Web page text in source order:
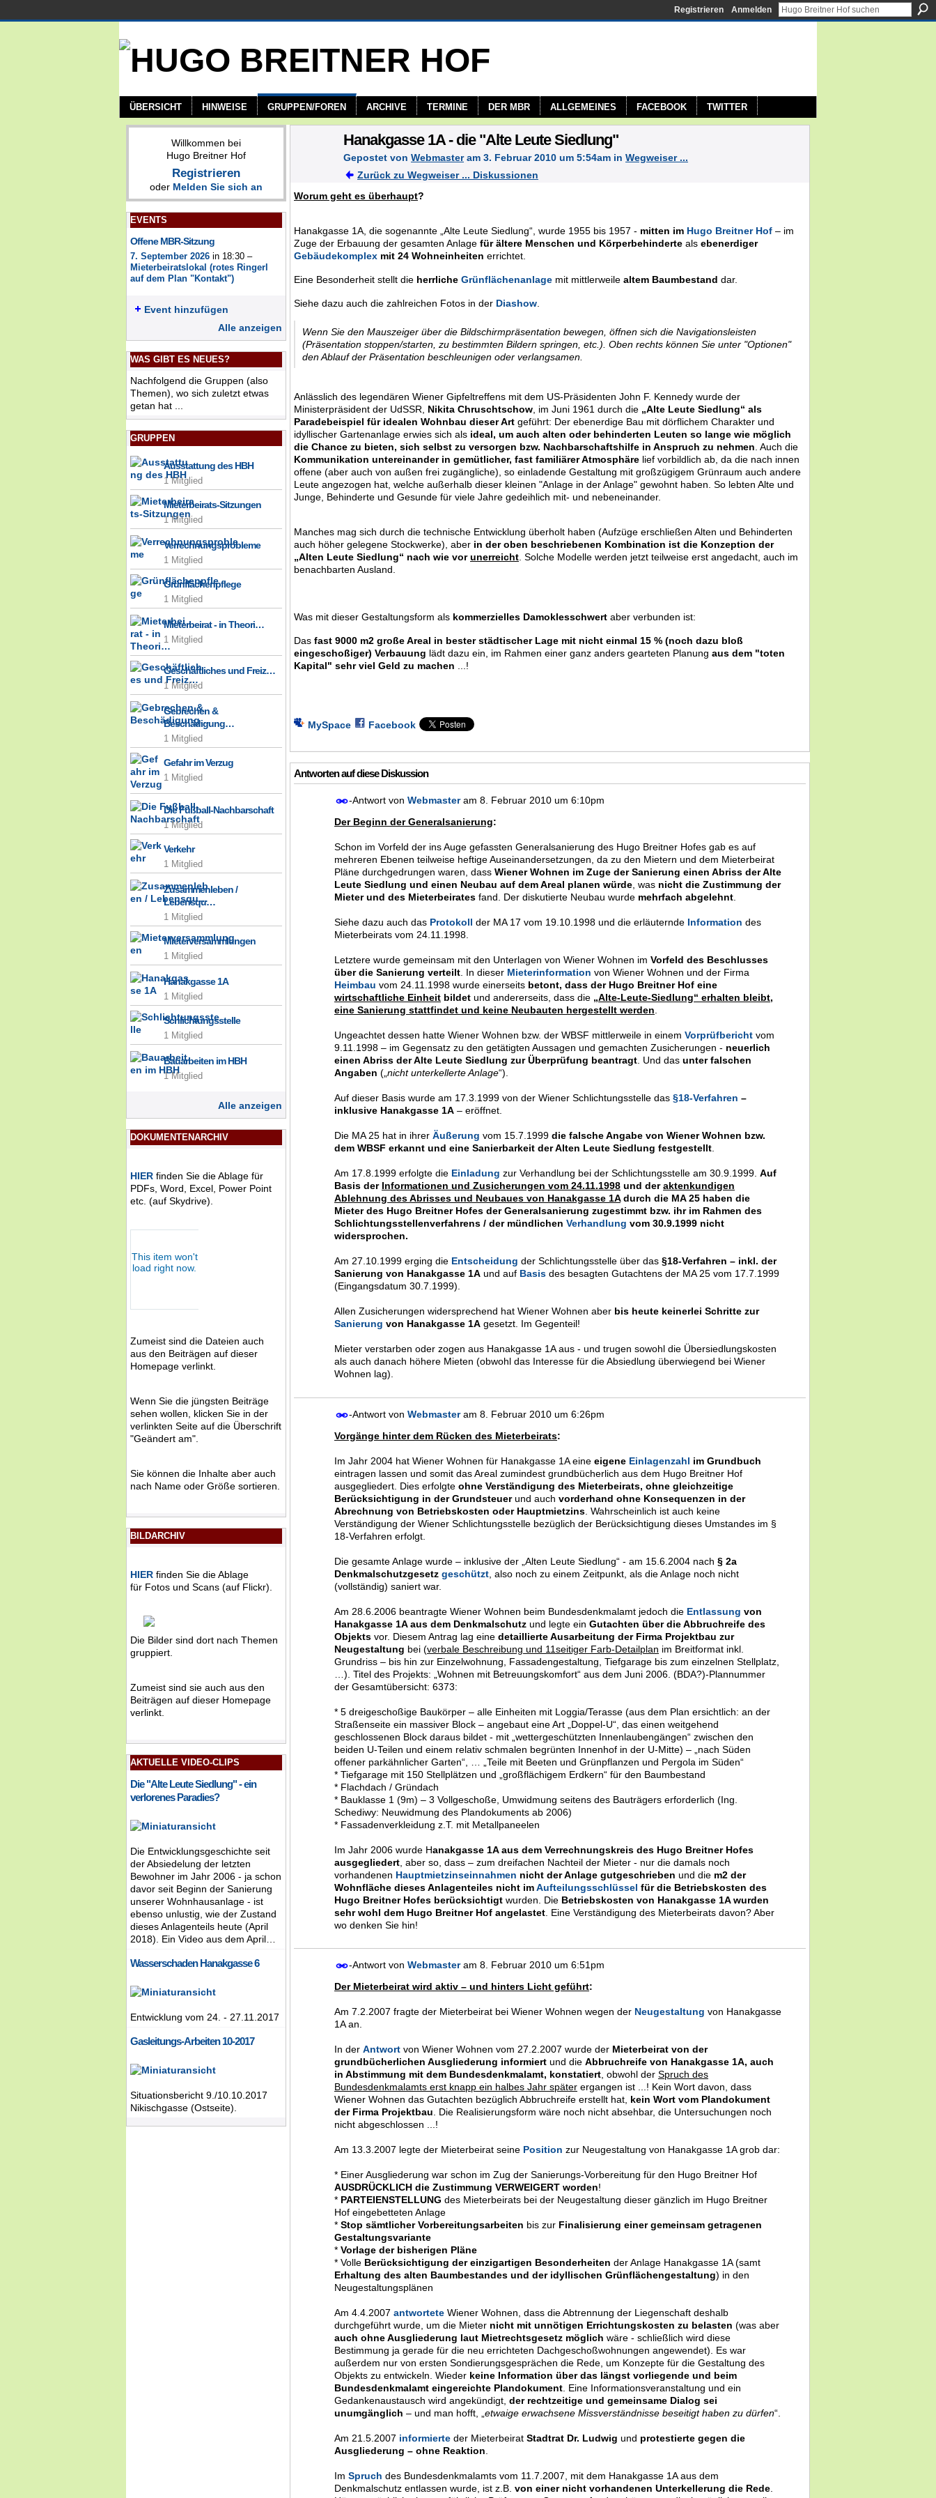
Registrieren Anmelden
ÜBERSICHT HINWEISE GRUPPEN/FOREN ARCHIVE TERMINE DER MBR ALLGEMEINES FACEBOOK TWITTER
Willkommen bei
Hugo Breitner Hof
Registrieren
oder Melden Sie sich an
EVENTS
Offene MBR-Sitzung
7. September 2026 in 18:30 –
Mieterbeiratslokal (rotes Ringerl
auf dem Plan "Kontakt")
Event hinzufügen
Alle anzeigen
WAS GIBT ES NEUES?
Nachfolgend die Gruppen (also
Themen), wo sich zuletzt etwas
getan hat ...
GRUPPEN
Ausstattung des HBH
1 Mitglied
Mieterbeirats-Sitzungen
1 Mitglied
Verrechnungsprobleme
1 Mitglied
Grünflächenpflege
1 Mitglied
Mieterbeirat - in Theori…
1 Mitglied
Geschäftliches und Freiz…
1 Mitglied
Gebrechen &
Beschädigung…
1 Mitglied
Gefahr im Verzug
1 Mitglied
Die Fußball-Nachbarschaft
1 Mitglied
Verkehr
1 Mitglied
Zusammenleben /
Lebensqu…
1 Mitglied
Mieterversammlungen
1 Mitglied
Hanakgasse 1A
1 Mitglied
Schlichtungsstelle
1 Mitglied
Bauarbeiten im HBH
1 Mitglied
Alle anzeigen
DOKUMENTENARCHIV
HIER finden Sie die Ablage für
PDFs, Word, Excel, Power Point
etc. (auf Skydrive).
Zumeist sind die Dateien auch
aus den Beiträgen auf dieser
Homepage verlinkt.
Wenn Sie die jüngsten Beiträge
sehen wollen, klicken Sie in der
verlinkten Seite auf die Überschrift
"Geändert am".
Sie können die Inhalte aber auch
nach Name oder Größe sortieren.
BILDARCHIV
HIER finden Sie die Ablage
für Fotos und Scans (auf Flickr).
Die Bilder sind dort nach Themen
gruppiert.
Zumeist sind sie auch aus den
Beiträgen auf dieser Homepage
verlinkt.
AKTUELLE VIDEO-CLIPS
Die "Alte Leute Siedlung" - ein
verlorenes Paradies?
Die Entwicklungsgeschichte seit
der Absiedelung der letzten
Bewohner im Jahr 2006 - ja schon
davor seit Beginn der Sanierung
unserer Wohnhausanlage - ist
ebenso unlustig, wie der Zustand
dieses Anlagenteils heute (April
2018). Ein Video aus dem April…
Wasserschaden Hanakgasse 6
Entwicklung vom 24. - 27.11.2017
Gasleitungs-Arbeiten 10-2017
Situationsbericht 9./10.10.2017
Nikischgasse (Ostseite).
Hanakgasse 1A - die "Alte Leute Siedlung"
Gepostet von Webmasteram 3. Februar 2010 um 5:54am in Wegweiser ...
Zurück zu Wegweiser ... Diskussionen
Worum geht es überhaupt?
Hanakgasse 1A, die sogenannte „Alte Leute Siedlung“, wurde 1955 bis 1957 - mitten im Hugo Breitner Hof – im
Zuge der Erbauung der gesamten Anlage für ältere Menschen und Körperbehinderte als ebenerdiger
Gebäudekomplex mit 24 Wohneinheiten errichtet.
Eine Besonderheit stellt die herrliche Grünflächenanlage mit mittlerweile altem Baumbestand dar.
Siehe dazu auch die zahlreichen Fotos in der Diashow
Wenn Sie den Mauszeiger über die Bildschirmpräsentation bewegen, öffnen sich die Navigationsleisten
(Präsentation stoppen/starten, zu bestimmten Bildern springen, etc.). Oben rechts können Sie unter "Optionen"
den Ablauf der Präsentation beschleunigen oder verlangsamen.
Anlässlich des legendären Wiener Gipfeltreffens mit dem US-Präsidenten John F. Kennedy wurde der
Ministerpräsident der UdSSR, Nikita Chruschtschow , im Juni 1961 durch die „Alte Leute Siedlung“ als
Paradebeispiel für idealen Wohnbau dieser Art geführt: Der ebenerdige Bau mit dörflichem Charakter und
idyllischer Gartenanlage erwies sich als ideal, um auch alten oder behinderten Leuten so lange wie möglich
die Chance zu bieten, sich selbst zu versorgen bzw. Nachbarschaftshilfe in Anspruch zu nehmen . Auch die
Kommunikation untereinander in gemütlicher, fast familiärer Atmosphäre lief vorbildlich ab, da die nach innen
offene (aber auch von außen frei zugängliche), so einladende Gestaltung mit großzügigem Grünraum auch andere
Leute angezogen hat, welche außerhalb dieser kleinen "Anlage in der Anlage" gewohnt haben. So lebten Alte und
Junge, Behinderte und Gesunde für viele Jahre gedeihlich mit- und nebeneinander.
Manches mag sich durch die technische Entwicklung überholt haben (Aufzüge erschließen Alten und Behinderten
auch höher gelegene Stockwerke), aber in der oben beschriebenen Kombination ist die Konzeption der
„Alten Leute Siedlung“ nach wie vorunerreicht . Solche Modelle werden jetzt teilweise erst angedacht, auch im
benachbarten Ausland.
Was mit dieser Gestaltungsform als kommerzielles Damoklesschwert aber verbunden ist:
Das fast 9000 m2 große Areal in bester städtischer Lage mit nicht einmal 15 % (noch dazu bloß
eingeschoßiger) Verbauung lädt dazu ein, im Rahmen einer ganz anders gearteten Planung aus dem "toten
Kapital" sehr viel Geld zu machen ...!
MySpace Facebook
Antworten auf diese Diskussion
-Antwort von Webmasteram 8. Februar 2010 um 6:10pm
Der Beginn der Generalsanierung:
Schon im Vorfeld der ins Auge gefassten Generalsanierung des Hugo Breitner Hofes gab es auf
mehreren Ebenen teilweise heftige Auseinandersetzungen, da zu den Mietern und dem Mieterbeirat
Pläne durchgedrungen waren, dass Wiener Wohnen im Zuge der Sanierung einen Abriss der Alte
Leute Siedlung und einen Neubau auf dem Areal planen würde , was nicht die Zustimmung der
Mieter und des Mieterbeirates fand. Der diskutierte Neubau wurde mehrfach abgelehnt
Siehe dazu auch das Protokoll der MA 17 vom 19.10.1998 und die erläuternde Information des
Mieterbeirats vom 24.11.1998.
Letztere wurde gemeinsam mit den Unterlagen von Wiener Wohnen im Vorfeld des Beschlusses
über die Sanierung verteilt . In dieser Mieterinformation von Wiener Wohnen und der Firma
Heimbau vom 24.11.1998 wurde einerseits betont, dass der Hugo Breitner Hof eine
wirtschaftliche Einheit bildet und andererseits, dass die „Alte-Leute-Siedlung“ erhalten bleibt,
eine Sanierung stattfindet und keine Neubauten hergestellt werden
Ungeachtet dessen hatte Wiener Wohnen bzw. der WBSF mittlerweile in einem Vorprüfbericht vom
9.11.1998 – im Gegensatz zu den getätigten Aussagen und gemachten Zusicherungen - neuerlich
einen Abriss der Alte Leute Siedlung zur Überprüfung beantragt . Und das unter falschen
Angaben („ nicht unterkellerte Anlage“).
Auf dieser Basis wurde am 17.3.1999 von der Wiener Schlichtungsstelle das §18-Verfahren –
inklusive Hanakgasse 1A – eröffnet.
Die MA 25 hat in ihrer Äußerung vom 15.7.1999 die falsche Angabe von Wiener Wohnen bzw.
dem WBSF erkannt und eine Sanierbarkeit der Alten Leute Siedlung festgestellt
Am 17.8.1999 erfolgte die Einladung zur Verhandlung bei der Schlichtungsstelle am 30.9.1999. Auf
Basis der Informationen und Zusicherungen vom 24.11.1998 und deraktenkundigen
Ablehnung des Abrisses und Neubaues von Hanakgasse 1Adurch die MA 25 haben die
Mieter des Hugo Breitner Hofes der Generalsanierung zugestimmt bzw. ihr im Rahmen des
Schlichtungsstellenverfahrens / der mündlichen Verhandlung vom 30.9.1999 nicht
widersprochen.
Am 27.10.1999 erging die Entscheidung der Schlichtungsstelle über das §18-Verfahren – inkl. der
Sanierung von Hanakgasse 1A und auf Basis des besagten Gutachtens der MA 25 vom 17.7.1999
(Eingangsdatum 30.7.1999).
Allen Zusicherungen widersprechend hat Wiener Wohnen aber bis heute keinerlei Schritte zur
Sanierung von Hanakgasse 1A gesetzt. Im Gegenteil!
Mieter verstarben oder zogen aus Hanakgasse 1A aus - und trugen sowohl die Übersiedlungskosten
als auch danach höhere Mieten (obwohl das Interesse für die Absiedlung überwiegend bei Wiener
Wohnen lag).
-Antwort von Webmasteram 8. Februar 2010 um 6:26pm
Vorgänge hinter dem Rücken des Mieterbeirats:
Im Jahr 2004 hat Wiener Wohnen für Hanakgasse 1A eine eigene Einlagenzahl im Grundbuch
eintragen lassen und somit das Areal zumindest grundbücherlich aus dem Hugo Breitner Hof
ausgegliedert. Dies erfolgte ohne Verständigung des Mieterbeirats, ohne gleichzeitige
Berücksichtigung in der Grundsteuerund auch vorderhand ohne Konsequenzen in der
Abrechnung von Betriebskosten oder Hauptmietzins . Wahrscheinlich ist auch keine
Verständigung der Wiener Schlichtungsstelle bezüglich der Berücksichtigung dieses Umstandes im §
18-Verfahren erfolgt.
Die gesamte Anlage wurde – inklusive der „Alten Leute Siedlung“ - am 15.6.2004 nach § 2a
Denkmalschutzgesetz geschützt , also noch zu einem Zeitpunkt, als die Anlage noch nicht
(vollständig) saniert war.
Am 28.6.2006 beantragte Wiener Wohnen beim Bundesdenkmalamt jedoch die Entlassung von
Hanakgasse 1A aus dem Denkmalschutz und legte ein Gutachten über die Abbruchreife des
Objekts vor. Diesem Antrag lag eine detaillierte Ausarbeitung der Firma Projektbau zur
Neugestaltung bei (verbale Beschreibung und 11seitiger Farb-Detailplan im Breitformat inkl.
Grundriss – bis hin zur Einzelwohnung, Fassadengestaltung, Tiefgarage bis zum einzelnen Stellplatz,
…). Titel des Projekts: „Wohnen mit Betreuungskomfort“ aus dem Juni 2006. (BDA?)-Plannummer
der Gesamtübersicht: 6373:
* 5 dreigeschoßige Baukörper – alle Einheiten mit Loggia/Terasse (aus dem Plan ersichtlich: an der
Straßenseite ein massiver Block – angebaut eine Art „Doppel-U“, das einen weitgehend
geschlossenen Block daraus bildet - mit „wettergeschützten Innenlaubengängen“ zwischen den
beiden U-Teilen und einem relativ schmalen begrünten Innenhof in der U-Mitte) – „nach Süden
offener parkähnlicher Garten“, … „Teile mit Beeten und Grünpflanzen und Pergola im Süden“
* Tiefgarage mit 150 Stellplätzen und „großflächigem Erdkern“ für den Baumbestand
* Flachdach / Gründach
* Bauklasse 1 (9m) – 3 Vollgeschoße, Umwidmung seitens des Bauträgers erforderlich (Ing.
Schediwy: Neuwidmung des Plandokuments ab 2006)
* Fassadenverkleidung z.T. mit Metallpaneelen
Im Jahr 2006 wurde Hanakgasse 1A aus dem Verrechnungskreis des Hugo Breitner Hofes
ausgegliedert , aber so, dass – zum dreifachen Nachteil der Mieter - nur die damals noch
vorhandenen Hauptmietzinseinnahmen nicht der Anlage gutgeschrieben und die m2 der
Wohnfläche dieses Anlagenteiles nicht imAufteilungsschlüssel für die Betriebskosten des
Hugo Breitner Hofes berücksichtigt wurden. Die Betriebskosten von Hanakgasse 1A wurden
sehr wohl dem Hugo Breitner Hof angelastet . Eine Verständigung des Mieterbeirats davon? Aber
wo denken Sie hin!
-Antwort von Webmasteram 8. Februar 2010 um 6:51pm
Der Mieterbeirat wird aktiv – und hinters Licht geführt:
Am 7.2.2007 fragte der Mieterbeirat bei Wiener Wohnen wegen der Neugestaltung von Hanakgasse
1A an.
In der Antwort von Wiener Wohnen vom 27.2.2007 wurde der Mieterbeirat von der
grundbücherlichen Ausgliederung informiert und die Abbruchreife von Hanakgasse 1A, auch
in Abstimmung mit dem Bundesdenkmalamt, konstatiert, obwohl der Spruch des
Bundesdenkmalamts erst knapp ein halbes Jahr später ergangen ist ...! Kein Wort davon, dass
Wiener Wohnen das Gutachten bezüglich Abbruchreife erstellt hat, kein Wort vom Plandokument
der Firma Projektbau. Die Realisierungsform wäre noch nicht absehbar, die Untersuchungen noch
nicht abgeschlossen ...!
Am 13.3.2007 legte der Mieterbeirat seine Position zur Neugestaltung von Hanakgasse 1A grob dar:
* Einer Ausgliederung war schon im Zug der Sanierungs-Vorbereitung für den Hugo Breitner Hof
AUSDRÜCKLICH die Zustimmung VERWEIGERT worden!
* PARTEIENSTELLUNG des Mieterbeirats bei der Neugestaltung dieser gänzlich im Hugo Breitner
Hof eingebetteten Anlage
* Stop sämtlicher Vorbereitungsarbeiten bis zur Finalisierung einer gemeinsam getragenen
Gestaltungsvariante
* Vorlage der bisherigen Pläne
* Volle Berücksichtigung der einzigartigen Besonderheiten der Anlage Hanakgasse 1A (samt
Erhaltung des alten Baumbestandes und der idyllischen Grünflächengestaltung) in den
Neugestaltungsplänen
Am 4.4.2007 antwortete Wiener Wohnen, dass die Abtrennung der Liegenschaft deshalb
durchgeführt wurde, um die Mieter nicht mit unnötigen Errichtungskosten zu belasten (was aber
auch ohne Ausgliederung laut Mietrechtsgesetz möglich wäre - schließlich wird diese
Bestimmung ja gerade für die neu errichteten Dachgeschoßwohnungen angewendet). Es war
außerdem nur von ersten Sondierungsgesprächen die Rede, um Konzepte für die Gestaltung des
Objekts zu entwickeln. Wieder keine Information über das längst vorliegende und beim
Bundesdenkmalamt eingereichte Plandokument. Eine Informationsveranstaltung und ein
Gedankenaustausch wird angekündigt, der rechtzeitige und gemeinsame Dialog sei
unumgänglich – und man hofft, „etwaige erwachsene Missverständnisse beseitigt haben zu dürfen“.
Am 21.5.2007 informierte der Mieterbeirat Stadtrat Dr. Ludwig und protestierte gegen die
Ausgliederung – ohne Reaktion.
Im Spruch des Bundesdenkmalamts vom 11.7.2007, mit dem Hanakgasse 1A aus dem
Denkmalschutz entlassen wurde, ist z.B. von einer nicht vorhandenen Unterkellerung die Rede.